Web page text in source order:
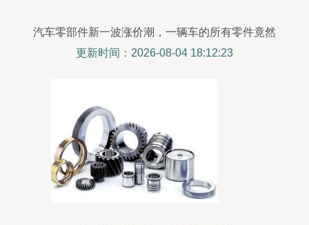
汽车零部件新一波涨价潮，一辆车的所有零件竟然
值8台新车？
更新时间：2026-08-04 18:12:23